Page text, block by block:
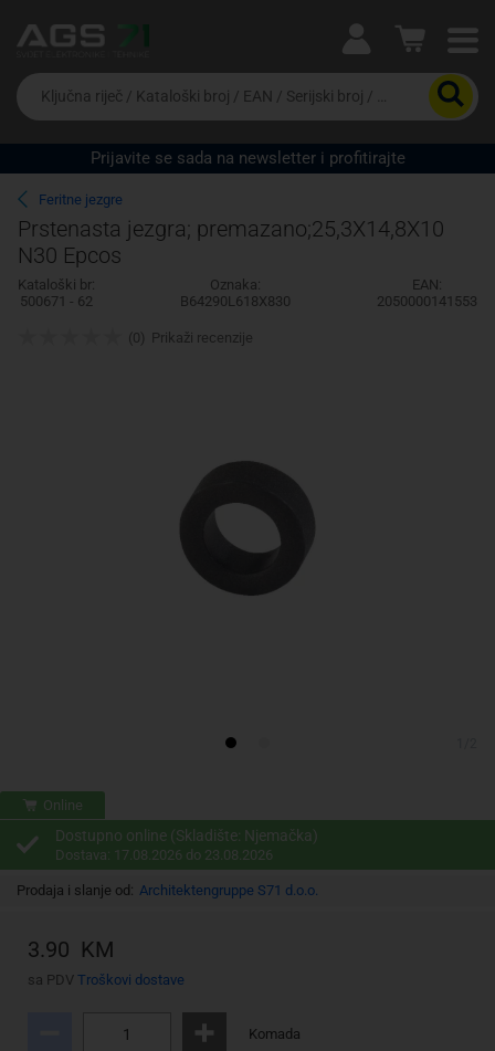
Ova postavka prilagođava asortiman proizvoda i
cijene vašim potrebama.
Da
biste
potražili
proizvod,
unesite
ključnu
riječ,
kataloški
broj,
EAN
ili
Prijavite se sada na newsletter i profitirajte
Feritne jezgre
Prstenasta jezgra; premazano;25,3X14,8X10
N30 Epcos
Kataloški br:
500671 - 62
Oznaka:
B64290L618X830
EAN:
2050000141553
Online
Dostupno online (Skladište: Njemačka)
Dostava: 17.08.2026 do 23.08.2026
Prodaja i slanje od: Architektengruppe S71 d.o.o.
3.90 KM
sa PDV Troškovi dostave
Komada
(0) Prikaži recenzije